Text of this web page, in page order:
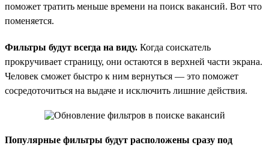
поможет тратить меньше времени на поиск вакансий. Вот что
поменяется.
Фильтры будут всегда на виду. Когда соискатель
прокручивает страницу, они остаются в верхней части экрана.
Человек сможет быстро к ним вернуться — это поможет
сосредоточиться на выдаче и исключить лишние действия.
Популярные фильтры будут расположены сразу под